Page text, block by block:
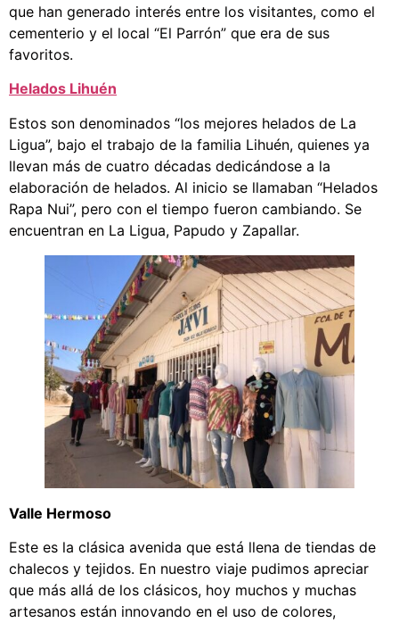
que han generado interés entre los visitantes, como el
cementerio y el local “El Parrón” que era de sus
favoritos.
Helados Lihuén
Estos son denominados “los mejores helados de La
Ligua”, bajo el trabajo de la familia Lihuén, quienes ya
llevan más de cuatro décadas dedicándose a la
elaboración de helados. Al inicio se llamaban “Helados
Rapa Nui”, pero con el tiempo fueron cambiando. Se
encuentran en La Ligua, Papudo y Zapallar.
Valle Hermoso
Este es la clásica avenida que está llena de tiendas de
chalecos y tejidos. En nuestro viaje pudimos apreciar
que más allá de los clásicos, hoy muchos y muchas
artesanos están innovando en el uso de colores,